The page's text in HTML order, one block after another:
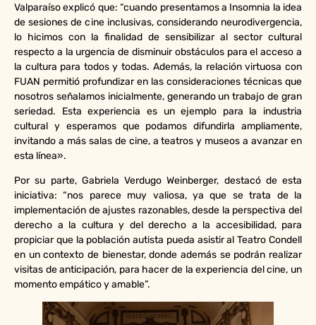
Valparaíso explicó que: “cuando presentamos a Insomnia la idea
de sesiones de cine inclusivas, considerando neurodivergencia,
lo hicimos con la finalidad de sensibilizar al sector cultural
respecto a la urgencia de disminuir obstáculos para el acceso a
la cultura para todos y todas. Además, la relación virtuosa con
FUAN permitió profundizar en las consideraciones técnicas que
nosotros señalamos inicialmente, generando un trabajo de gran
seriedad. Esta experiencia es un ejemplo para la industria
cultural y esperamos que podamos difundirla ampliamente,
invitando a más salas de cine, a teatros y museos a avanzar en
esta línea».
Por su parte, Gabriela Verdugo Weinberger, destacó de esta
iniciativa: “nos parece muy valiosa, ya que se trata de la
implementación de ajustes razonables, desde la perspectiva del
derecho a la cultura y del derecho a la accesibilidad, para
propiciar que la población autista pueda asistir al Teatro Condell
en un contexto de bienestar, donde además se podrán realizar
visitas de anticipación, para hacer de la experiencia del cine, un
momento empático y amable”.